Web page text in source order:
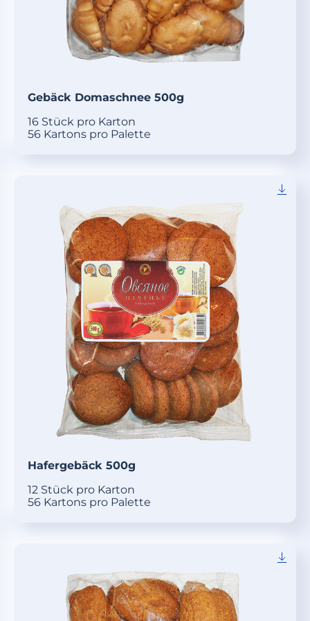
Gebäck Domaschnee 500g
16 Stück pro Karton
56 Kartons pro Palette
Hafergebäck 500g
12 Stück pro Karton
56 Kartons pro Palette